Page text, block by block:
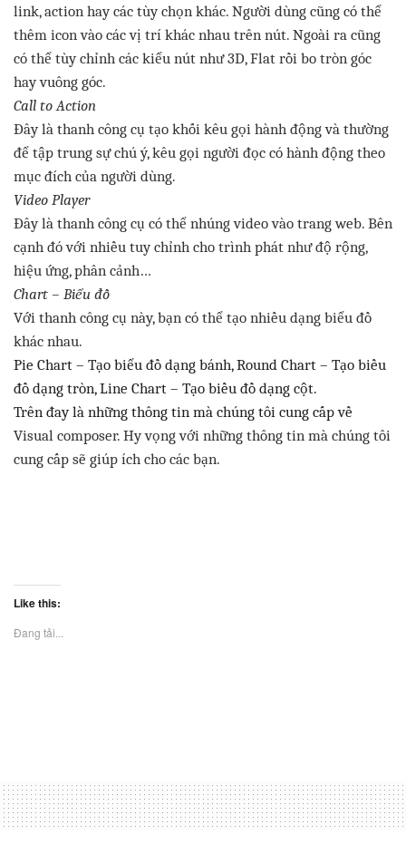
link, action haycác tùy chọn khác. Người dùng cũng có thể
thêm iconvào các vị trí khác nhau trên nút. Ngoài ra cũng
có thể tùy chỉnh các kiểu nút như3D, Flat rồi bo tròn góc
hayvuông góc.
Call to Action
Đây là thanh công cụ tạo khối kêu gọi hành động và thường
để tập trung sự chú ý,kêu gọi người đọc có hành động theo
mục đích của người dùng.
Video Player
Đây là thanh công cụ có thể nhúngvideovào trangweb. Bên
cạnh đó với nhiều tuy chỉnh cho trình phát như độ rộng,
hiệu ứng,phân cảnh…
Chart – Biểu đồ
Với thanh công cụ này,bạn có thể tạo nhiều dạng biểu đồ
khác nhau.
Pie Chart – Tạo biểu đồ dạng bánh, Round Chart – Tạo biều
đồ dạng tròn, Line Chart – Tạo biều đồ dạng cột.
Trên đay là những thông tin mà chúng tôi cung cấp về
Visual composer. Hyvọng với những thông tin mà chúng tôi
cung cấp sẽ giúp ích cho các bạn.
Like this:
Đang tải...